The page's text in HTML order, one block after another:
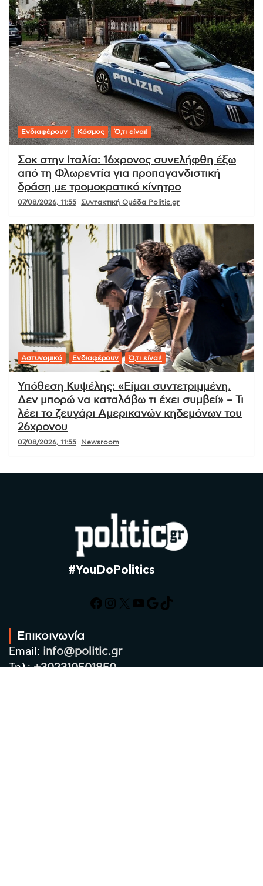
Ενδιαφέρουν Κόσμος Ό,τι είναι!
Σοκ στην Ιταλία: 16χρονος συνελήφθη έξω
από τη Φλωρεντία για προπαγανδιστική
δράση με τρομοκρατικό κίνητρο
07/08/2026, 11:55 Συντακτική Ομάδα Politic.gr
Αστυνομικό Ενδιαφέρουν Ό,τι είναι!
Υπόθεση Κυψέλης: «Είμαι συντετριμμένη.
Δεν μπορώ να καταλάβω τι έχει συμβεί» – Τι
λέει το ζευγάρι Αμερικανών κηδεμόνων του
26χρονου
07/08/2026, 11:55 Newsroom
#YouDoPolitics
Facebook
Instagram
X YouTube
Google
TikTok
Επικοινωνία
Email: info@politic.gr
Τηλ:+302310501850